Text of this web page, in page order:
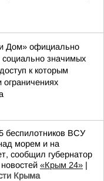
Дом» официально
значимых
к которым
ограничениях
беспилотников ВСУ
морем и на
сообщил губернатор
«Крым 24» |
Крыма